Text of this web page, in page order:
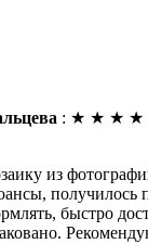
: ★ ★ ★ ★
из
получилось
быстро